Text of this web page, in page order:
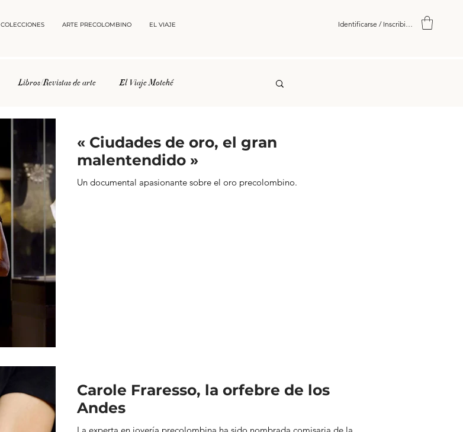
COLECCIONES ARTE PRECOLOMBINO EL VIAJE Identificarse / Inscribirse
Libros/Revistas de arte El Viaje Motché
« Ciudades de oro, el gran
malentendido »
Un documental apasionante sobre el oro precolombino.
Carole Fraresso, la orfebre de los
Andes
La experta en joyería precolombina ha sido nombrada comisaria de la